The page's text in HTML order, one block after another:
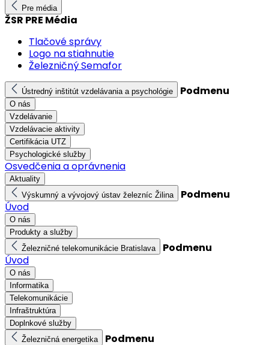
Pre média
ŽSR PRE Média
Tlačové správy
Logo na stiahnutie
Železničný Semafor
Ústredný inštitút vzdelávania a psychológie Podmenu
O nás
Vzdelávanie
Vzdelávacie aktivity
Certifikácia UTZ
Psychologické služby
Osvedčenia a oprávnenia
Aktuality
Výskumný a vývojový ústav železníc Žilina
Podmenu
Úvod
O nás
Produkty a služby
Železničné telekomunikácie Bratislava
Podmenu
Úvod
O nás
Informatika
Telekomunikácie
Infraštruktúra
Doplnkové služby
Železničná energetika
Podmenu